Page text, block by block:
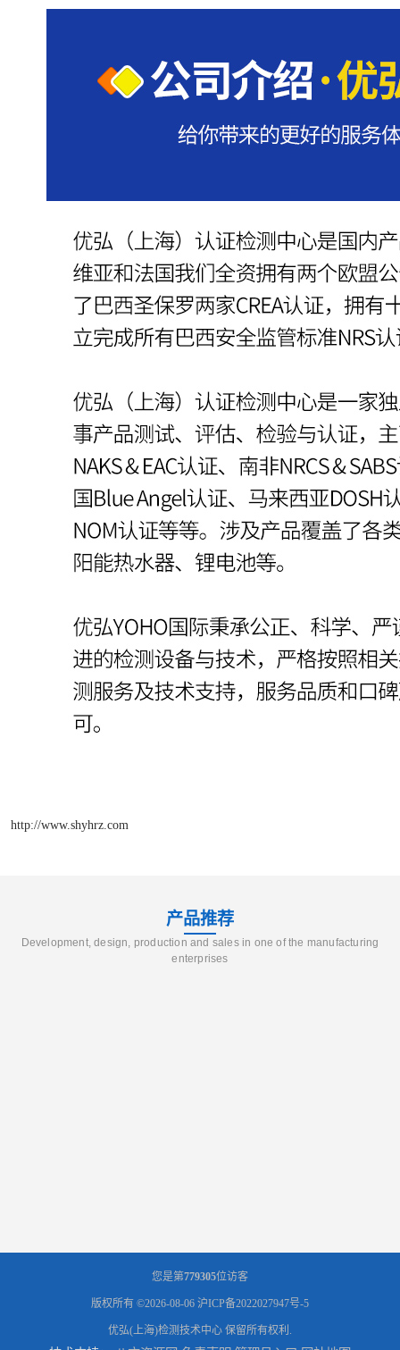
http://www.shyhrz.com
产品推荐
Development, design, production and sales in one of the manufacturing
enterprises
您是第779305位访客
版权所有 ©2026-08-06 沪ICP备2022027947号-5
优弘(上海)检测技术中心 保留所有权利.